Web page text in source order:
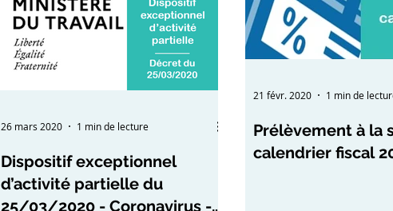
Dispositif exceptionnel
d’activité partielle du
25/03/2020 - Coronavirus -
26 mars 2020 1 min de lecture
Prélèvement à la
calendrier fiscal
21 févr. 2020 1 min de